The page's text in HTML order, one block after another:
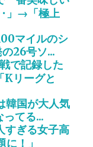
」→「極上
マイルのシ
26号ソ...
で記録した
リーグと
国が大人気
てる...
すぎる女子高
！」